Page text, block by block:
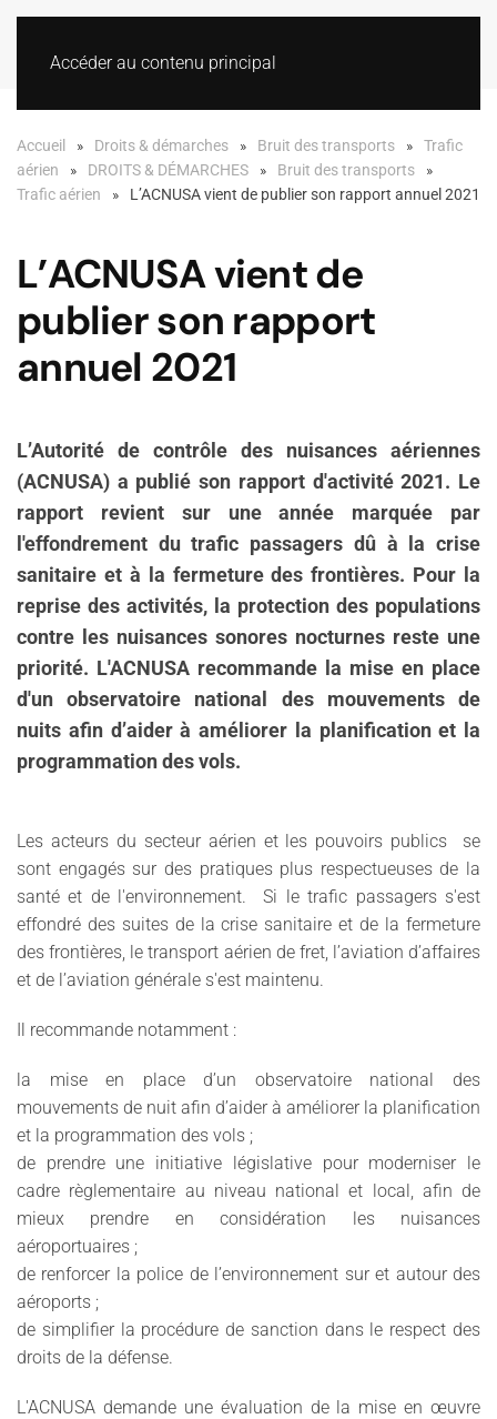
Accéder au contenu principal
Accueil Droits & démarches Bruit des transports
Trafic
aérien
DROITS & DÉMARCHES
Bruit des transports
Trafic aérien
L’ACNUSA vient de publier son rapport annuel 2021
L’ACNUSA vient de
publier son rapport
annuel 2021
L’Autorité de contrôle des nuisances aériennes
(ACNUSA) a publié son rapport d'activité 2021. Le
rapport revient sur une année marquée par
l'effondrement du trafic passagers dû à la crise
sanitaire et à la fermeture des frontières. Pour la
reprise des activités, la protection des populations
contre les nuisances sonores nocturnes reste une
priorité. L'ACNUSA recommande la mise en place
d'un observatoire national des mouvements de
nuits afin d’aider à améliorer la planification et la
programmation des vols.
Les acteurs du secteur aérien et les pouvoirs publics se
sont engagés sur des pratiques plus respectueuses de la
santé et de l'environnement. Si le trafic passagers s'est
effondré des suites de la crise sanitaire et de la fermeture
des frontières, le transport aérien de fret, l’aviation d’affaires
et de l’aviation générale s'est maintenu.
Il recommande notamment :
la mise en place d’un observatoire national des
mouvements de nuit afin d’aider à améliorer la planification
et la programmation des vols ;
de prendre une initiative législative pour moderniser le
cadre règlementaire au niveau national et local, afin de
mieux prendre en considération les nuisances
aéroportuaires ;
de renforcer la police de l’environnement sur et autour des
aéroports ;
de simplifier la procédure de sanction dans le respect des
droits de la défense.
L'ACNUSA demande une évaluation de la mise en œuvre